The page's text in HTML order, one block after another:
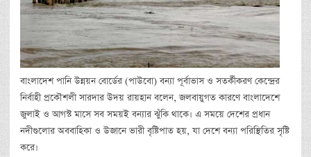
বাংলাদেশ পানি উন্নয়ন বোর্ডের (পাউবো) বন্যা পূর্বাভাস ও সতর্কীকরণ কেন্দ্রের
নির্বাহী প্রকৌশলী সারদার উদয় রায়হান বলেন, জলবায়ুগত কারণে বাংলাদেশে
জুলাই ও আগস্ট মাসে সব সময়ই বন্যার ঝুঁকি থাকে। এ সময়ে দেশের প্রধান
নদীগুলোর অববাহিকা ও উজানে ভারী বৃষ্টিপাত হয়, যা দেশে বন্যা পরিস্থিতির সৃষ্টি
করে।